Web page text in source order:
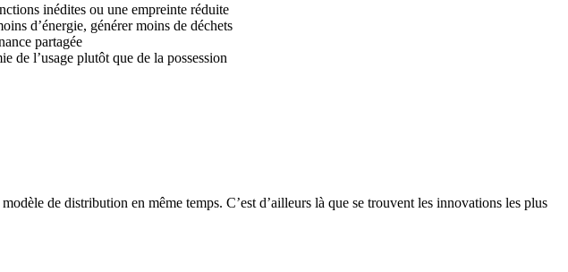
inédites ou une empreinte réduite
d’énergie, générer moins de déchets
partagée
de l’usage plutôt que de la possession
de distribution en même temps. C’est d’ailleurs là que se trouvent les innovations les plus